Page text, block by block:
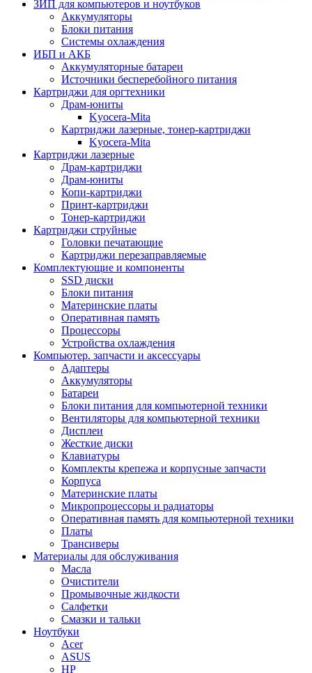
ЗИП для компьютеров и ноутбуков
Аккумуляторы
Блоки питания
Системы охлаждения
ИБП и АКБ
Аккумуляторные батареи
Источники бесперебойного питания
Картриджи для оргтехники
Драм-юниты
Kyocera-Mita
Картриджи лазерные, тонер-картриджи
Kyocera-Mita
Картриджи лазерные
Драм-картриджи
Драм-юниты
Копи-картриджи
Принт-картриджи
Тонер-картриджи
Картриджи струйные
Головки печатающие
Картриджи перезаправляемые
Комплектующие и компоненты
SSD диски
Блоки питания
Материнские платы
Оперативная память
Процессоры
Устройства охлаждения
Компьютер. запчасти и аксессуары
Адаптеры
Аккумуляторы
Батареи
Блоки питания для компьютерной техники
Вентиляторы для компьютерной техники
Дисплеи
Жесткие диски
Клавиатуры
Комплекты крепежа и корпусные запчасти
Корпуса
Материнские платы
Микропроцессоры и радиаторы
Оперативная память для компьютерной техники
Платы
Трансиверы
Материалы для обслуживания
Масла
Очистители
Промывочные жидкости
Салфетки
Смазки и тальки
Ноутбуки
Acer
ASUS
HP